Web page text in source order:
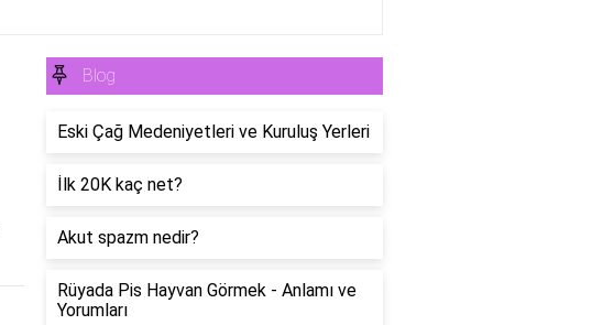
Blog
Eski Çağ Medeniyetleri ve Kuruluş Yerleri
İlk 20K kaç net?
Akut spazm nedir?
Rüyada Pis Hayvan Görmek - Anlamı ve
Yorumları